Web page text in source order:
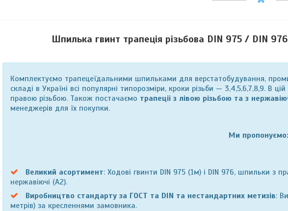
Шпилька гвинт трапеція різьбова DIN 975 / DIN
Комплектуємо трапецеїдальними шпильками для верстатобудування,
складі в Україні всі популярні типорозміри, кроки різьби — 3,4,5,6,7,8,9. В
правою різьбою. Також постачаємо трапеціі з лівою різьбою та з
менеджерів для їх покупки.
Ми пропонуємо:
Великий асортимент: Ходові гвинти DIN 975 (1м) і DIN 976, шпильки з
нержавіючі (A2).
Виробництво стандарту за ГОСТ та DIN та нестандартних метизів:
метрів) за кресленнями замовника.